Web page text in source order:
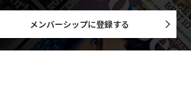
メンバーシップに登録する